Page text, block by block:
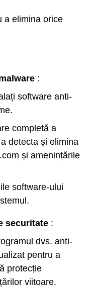
a elimina orice
:
software anti-
completă a
detecta și elimina
și amenințările
software-ului
securitate :
dvs. anti-
pentru a
protecție
viitoare.